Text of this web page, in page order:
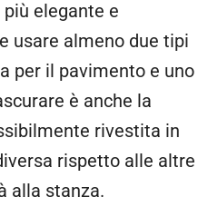
elegante e
usare almeno due tipi
per il pavimento e uno
è anche la
rivestita in
rispetto alle altre
alla stanza.